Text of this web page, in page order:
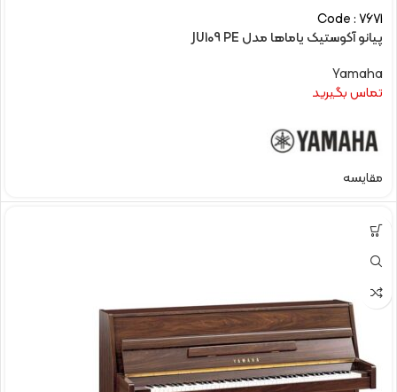
Code : 7671
پیانو آکوستیک یاماها مدل JU109 PE
Yamaha
تماس بگیرید
مقایسه